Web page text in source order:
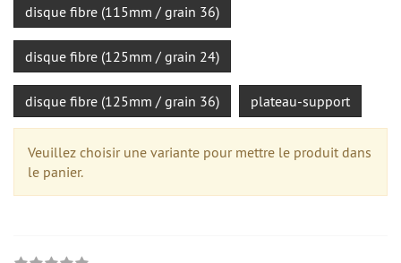
disque fibre (115mm / grain 36)
disque fibre (125mm / grain 24)
disque fibre (125mm / grain 36) plateau-support
Veuillez choisir une variante pour mettre le produit dans
le panier.